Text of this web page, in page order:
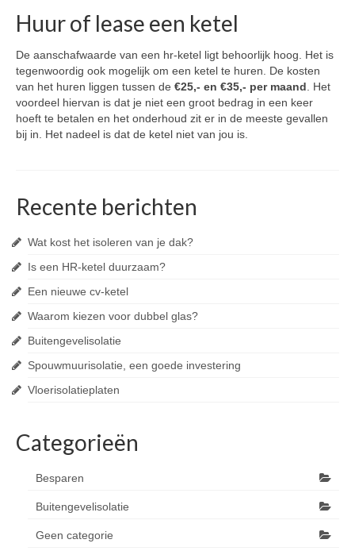
Huur of lease een ketel
De aanschafwaarde van een hr-ketel ligt behoorlijk hoog. Het is
tegenwoordig ook mogelijk om een ketel te huren. De kosten
van het huren liggen tussen de €25,- en €35,- per maand . Het
voordeel hiervan is dat je niet een groot bedrag in een keer
hoeft te betalen en het onderhoud zit er in de meeste gevallen
bij in. Het nadeel is dat de ketel niet van jou is.
Recente berichten
Wat kost het isoleren van je dak?
Is een HR-ketel duurzaam?
Een nieuwe cv-ketel
Waarom kiezen voor dubbel glas?
Buitengevelisolatie
Spouwmuurisolatie, een goede investering
Vloerisolatieplaten
Categorieën
Besparen
Buitengevelisolatie
Geen categorie